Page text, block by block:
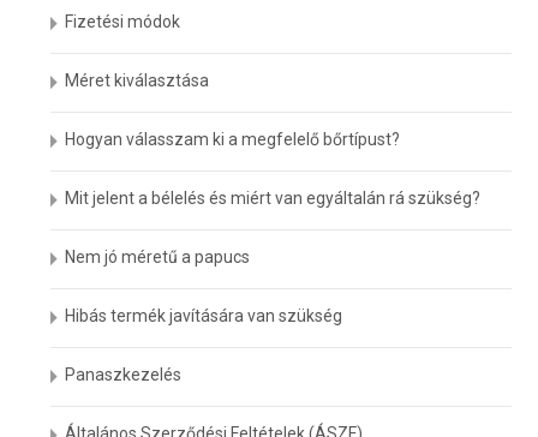
Fizetési módok
Méret kiválasztása
Hogyan válasszam ki a megfelelő bőrtípust?
Mit jelent a bélelés és miért van egyáltalán rá szükség?
Nem jó méretű a papucs
Hibás termék javítására van szükség
Panaszkezelés